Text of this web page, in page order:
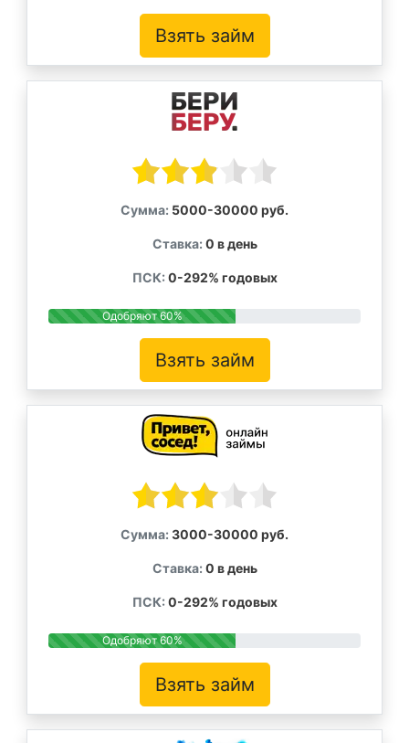
Взять займ
Сумма: 5000-30000 руб.
Ставка: 0 в день
ПСК: 0-292% годовых
Одобряют 60%
Взять займ
Сумма: 3000-30000 руб.
Ставка: 0 в день
ПСК: 0-292% годовых
Одобряют 60%
Взять займ